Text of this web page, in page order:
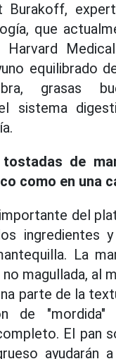
Burakoff,
que
Harvard
equilibrado
grasas
sistema
de
como en una
del
ingredientes
La
magullada, al
parte de la
de
El pan
ayudarán